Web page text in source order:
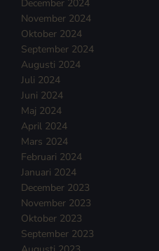
December 2024
November 2024
Oktober 2024
September 2024
Augusti 2024
Juli 2024
Juni 2024
Maj 2024
April 2024
Mars 2024
Februari 2024
Januari 2024
December 2023
November 2023
Oktober 2023
September 2023